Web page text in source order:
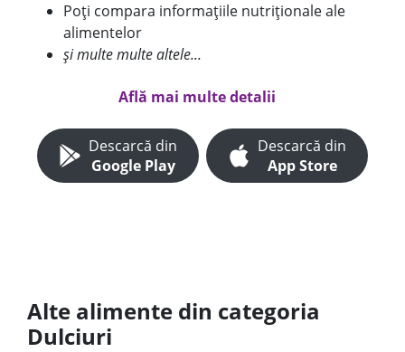
Poți compara informațiile nutriționale ale
alimentelor
și multe multe altele...
Află mai multe detalii
Descarcă din
Google Play
Descarcă din
App Store
Alte alimente din categoria
Dulciuri